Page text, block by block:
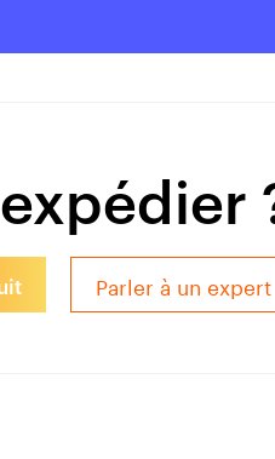
Parler à un expert